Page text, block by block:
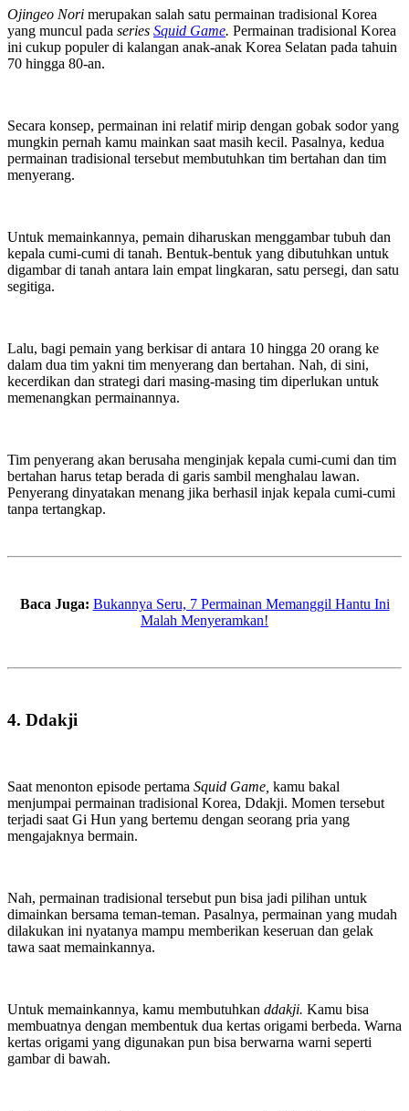
Ojingeo Nori merupakan salah satu permainan tradisional Korea
yang muncul pada series Squid Game. Permainan tradisional Korea
ini cukup populer di kalangan anak-anak Korea Selatan pada tahuin
70 hingga 80-an.
Secara konsep, permainan ini relatif mirip dengan gobak sodor yang
mungkin pernah kamu mainkan saat masih kecil. Pasalnya, kedua
permainan tradisional tersebut membutuhkan tim bertahan dan tim
menyerang.
Untuk memainkannya, pemain diharuskan menggambar tubuh dan
kepala cumi-cumi di tanah. Bentuk-bentuk yang dibutuhkan untuk
digambar di tanah antara lain empat lingkaran, satu persegi, dan satu
segitiga.
Lalu, bagi pemain yang berkisar di antara 10 hingga 20 orang ke
dalam dua tim yakni tim menyerang dan bertahan. Nah, di sini,
kecerdikan dan strategi dari masing-masing tim diperlukan untuk
memenangkan permainannya.
Tim penyerang akan berusaha menginjak kepala cumi-cumi dan tim
bertahan harus tetap berada di garis sambil menghalau lawan.
Penyerang dinyatakan menang jika berhasil injak kepala cumi-cumi
tanpa tertangkap.
Baca Juga: Bukannya Seru, 7 Permainan Memanggil Hantu Ini
Malah Menyeramkan!
4. Ddakji
Saat menonton episode pertama Squid Game, kamu bakal
menjumpai permainan tradisional Korea, Ddakji. Momen tersebut
terjadi saat Gi Hun yang bertemu dengan seorang pria yang
mengajaknya bermain.
Nah, permainan tradisional tersebut pun bisa jadi pilihan untuk
dimainkan bersama teman-teman. Pasalnya, permainan yang mudah
dilakukan ini nyatanya mampu memberikan keseruan dan gelak
tawa saat memainkannya.
Untuk memainkannya, kamu membutuhkan ddakji. Kamu bisa
membuatnya dengan membentuk dua kertas origami berbeda. Warna
kertas origami yang digunakan pun bisa berwarna warni seperti
gambar di bawah.